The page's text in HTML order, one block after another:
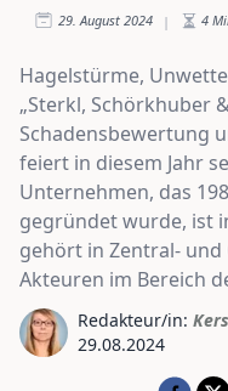
29. August 2024 | 4
Hagelstürme,
„Sterkl, Schörkhuber
Schadensbewertung
feiert in diesem Jahr
Unternehmen, das
gegründet wurde, ist
gehört in Zentral-
Akteuren im Bereich
Redakteur/in:
29.08.2024